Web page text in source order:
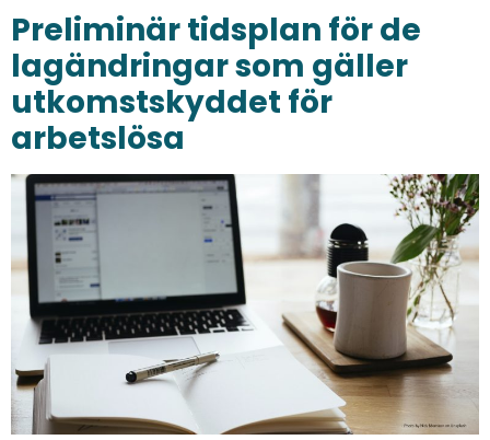
Preliminär tidsplan för de
lagändringar som gäller
utkomstskyddet för
arbetslösa